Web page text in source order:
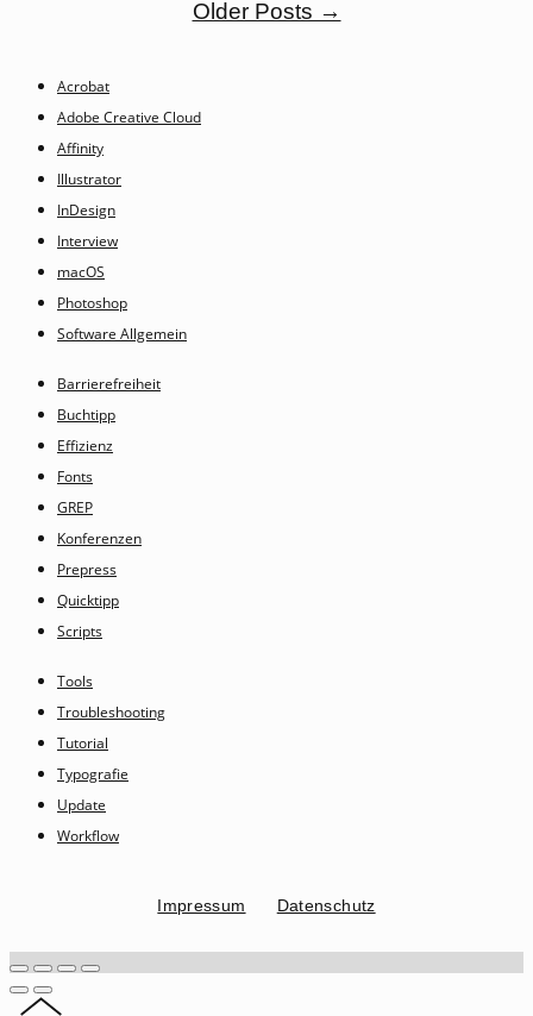
Older Posts →
Acrobat
Adobe Creative Cloud
Affinity
Illustrator
InDesign
Interview
macOS
Photoshop
Software Allgemein
Barrierefreiheit
Buchtipp
Effizienz
Fonts
GREP
Konferenzen
Prepress
Quicktipp
Scripts
Tools
Troubleshooting
Tutorial
Typografie
Update
Workflow
Impressum Datenschutz